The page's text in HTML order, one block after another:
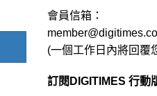
會員信箱：
(一個工作日內將回覆
訂閱DIGITIMES 行動